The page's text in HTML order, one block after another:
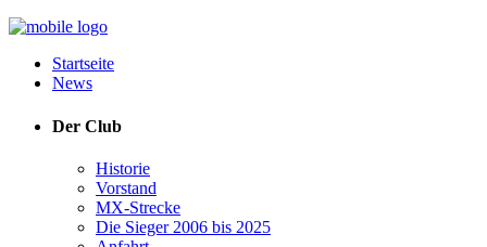
Startseite
News
Der Club
Historie
Vorstand
MX-Strecke
Die Sieger 2006 bis 2025